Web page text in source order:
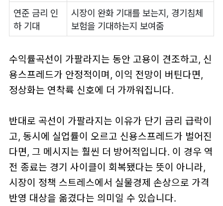
연준 금리 인
하 기대
시장이 완화 기대를 보는지, 경기침체
보험을 기대하는지 보여줌
수익률곡선이 가팔라지는 동안 고용이 견조하고, 신
용스프레드가 안정적이며, 이익 전망이 버틴다면,
정상화는 연착륙 신호에 더 가까워집니다.
반대로 곡선이 가팔라지는 이유가 단기 금리 급락이
고, 동시에 실업률이 오르고 신용스프레드가 벌어진
다면, 그 메시지는 훨씬 더 방어적입니다. 이 경우 역
전 종료는 경기 사이클이 회복됐다는 뜻이 아니라,
시장이 정책 스트레스에서 실물경제 손상으로 가격
반영 대상을 옮겼다는 의미일 수 있습니다.